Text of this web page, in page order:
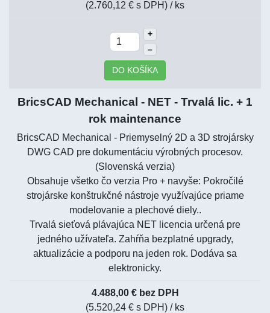
(2.760,12 € s DPH) / ks
+
–
DO KOŠÍKA
BricsCAD Mechanical - NET - Trvalá lic. + 1
rok maintenance
BricsCAD Mechanical - Priemyselný 2D a 3D strojársky
DWG CAD pre dokumentáciu výrobných procesov.
(Slovenská verzia)
Obsahuje všetko čo verzia Pro + navyše: Pokročilé
strojárske konštrukčné nástroje využívajúce priame
modelovanie a plechové diely..
Trvalá sieťová plávajúca NET licencia určená pre
jedného užívateľa. Zahŕňa bezplatné upgrady,
aktualizácie a podporu na jeden rok. Dodáva sa
elektronicky.
4.488,00 € bez DPH
(5.520,24 € s DPH) / ks